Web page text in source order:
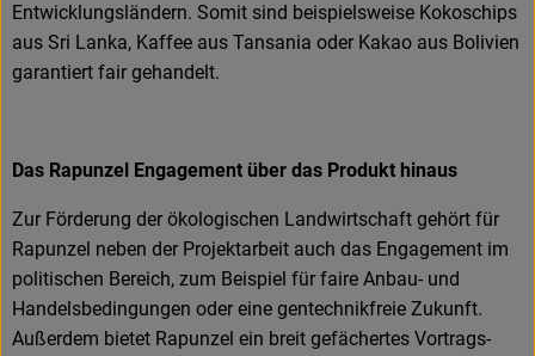
Entwicklungsländern. Somit sind beispielsweise Kokoschips
aus Sri Lanka, Kaffee aus Tansania oder Kakao aus Bolivien
garantiert fair gehandelt.
Das Rapunzel Engagement über das Produkt hinaus
Zur Förderung der ökologischen Landwirtschaft gehört für
Rapunzel neben der Projektarbeit auch das Engagement im
politischen Bereich, zum Beispiel für faire Anbau- und
Handelsbedingungen oder eine gentechnikfreie Zukunft.
Außerdem bietet Rapunzel ein breit gefächertes Vortrags-